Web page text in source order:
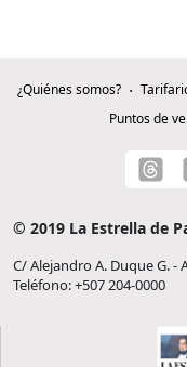
¿Quiénes somos?
Puntos de
© 2019 La Estrella de
C/ Alejandro A. Duque G. -
Teléfono: +507 204-0000